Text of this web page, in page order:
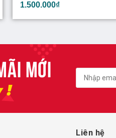
1.500.000₫
Liên hệ